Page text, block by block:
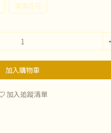
滿滿花花
加入購物車
加入追蹤清單